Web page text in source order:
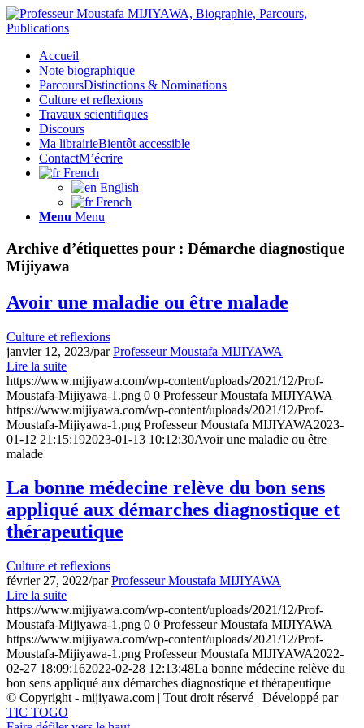
Accueil
Note biographique
ParcoursDistinctions & Nominations
Culture et reflexions
Travaux scientifiques
Discours
Ma librairieBientôt accessible
ContactM’écrire
French
English
French
Menu Menu
Archive d’étiquettes pour : Démarche diagnostique
Mijiyawa
Avoir une maladie ou être malade
Culture et reflexions
janvier 12, 2023/parProfesseur Moustafa MIJIYAWA
Lire la suite
https://www.mijiyawa.com/wp-content/uploads/2021/12/Prof-
Moustafa-Mijiyawa-1.png 0 0 Professeur Moustafa MIJIYAWA
https://www.mijiyawa.com/wp-content/uploads/2021/12/Prof-
Moustafa-Mijiyawa-1.png Professeur Moustafa MIJIYAWA2023-
01-12 21:15:192023-01-13 10:12:30Avoir une maladie ou être
malade
La bonne médecine relève du bon sens
appliqué aux démarches diagnostique et
thérapeutique
Culture et reflexions
février 27, 2022/parProfesseur Moustafa MIJIYAWA
Lire la suite
https://www.mijiyawa.com/wp-content/uploads/2021/12/Prof-
Moustafa-Mijiyawa-1.png 0 0 Professeur Moustafa MIJIYAWA
https://www.mijiyawa.com/wp-content/uploads/2021/12/Prof-
Moustafa-Mijiyawa-1.png Professeur Moustafa MIJIYAWA2022-
02-27 18:09:162022-02-28 12:13:48La bonne médecine relève du
bon sens appliqué aux démarches diagnostique et thérapeutique
© Copyright - mijiyawa.com | Tout droit réservé | Développé par
TIC TOGO